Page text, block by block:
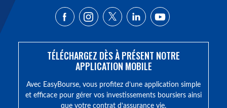
TÉLÉCHARGEZ DÈS À PRÉSENT NOTRE
APPLICATION MOBILE
Avec EasyBourse, vous profitez d’une application simple
et efficace pour gérer vos investissements boursiers ainsi
que votre contrat d’assurance vie.